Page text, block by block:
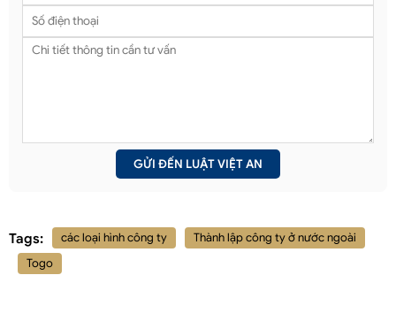
Tags: các loại hình công ty
Thành lập công ty ở nước ngoài
Togo